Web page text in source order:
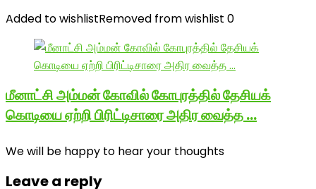
Added to wishlistRemoved from wishlist 0
மீனாட்சி அம்மன் கோவில் கோபுரத்தில் தேசியக்
கொடியை ஏற்றி பிரிட்டிசாரை அதிர வைத்த …
We will be happy to hear your thoughts
Leave a reply